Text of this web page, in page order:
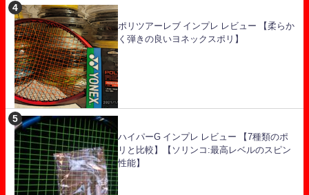
ポリツアーレブ インプレ レビュー 【柔らか
く弾きの良いヨネックスポリ】
ハイパーG インプレ レビュー 【7種類のポ
リと比較】【ソリンコ:最高レベルのスピン
性能】